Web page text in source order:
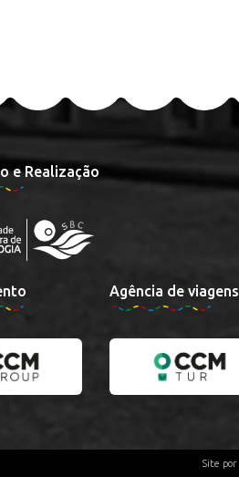
e Realização
Agência de viagens
Site por